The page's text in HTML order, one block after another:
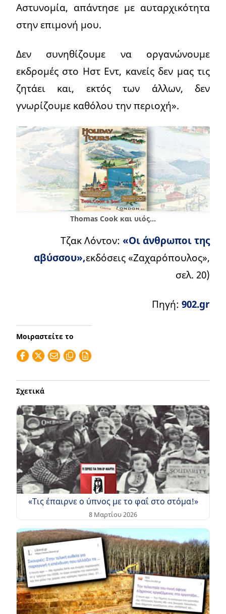
Αστυνομία, απάντησε με αυταρχικότητα
στην επιμονή μου.
Δεν συνηθίζουμε να οργανώνουμε
εκδρομές στο Ηστ Εντ, κανείς δεν μας τις
ζητάει και, εκτός των άλλων, δεν
γνωρίζουμε καθόλου την περιοχή».
Thomas Cook και υιός…
Τζακ Λόντον: «Οι άνθρωποι της
αβύσσου»,εκδόσεις «Ζαχαρόπουλος»,
σελ. 20)
Πηγή: 902.gr
Μοιραστείτε το
Σχετικά
«Τις έπαιρνε ο ύπνος με το φαΐ στο στόμα!»
8 Μαρτίου 2026